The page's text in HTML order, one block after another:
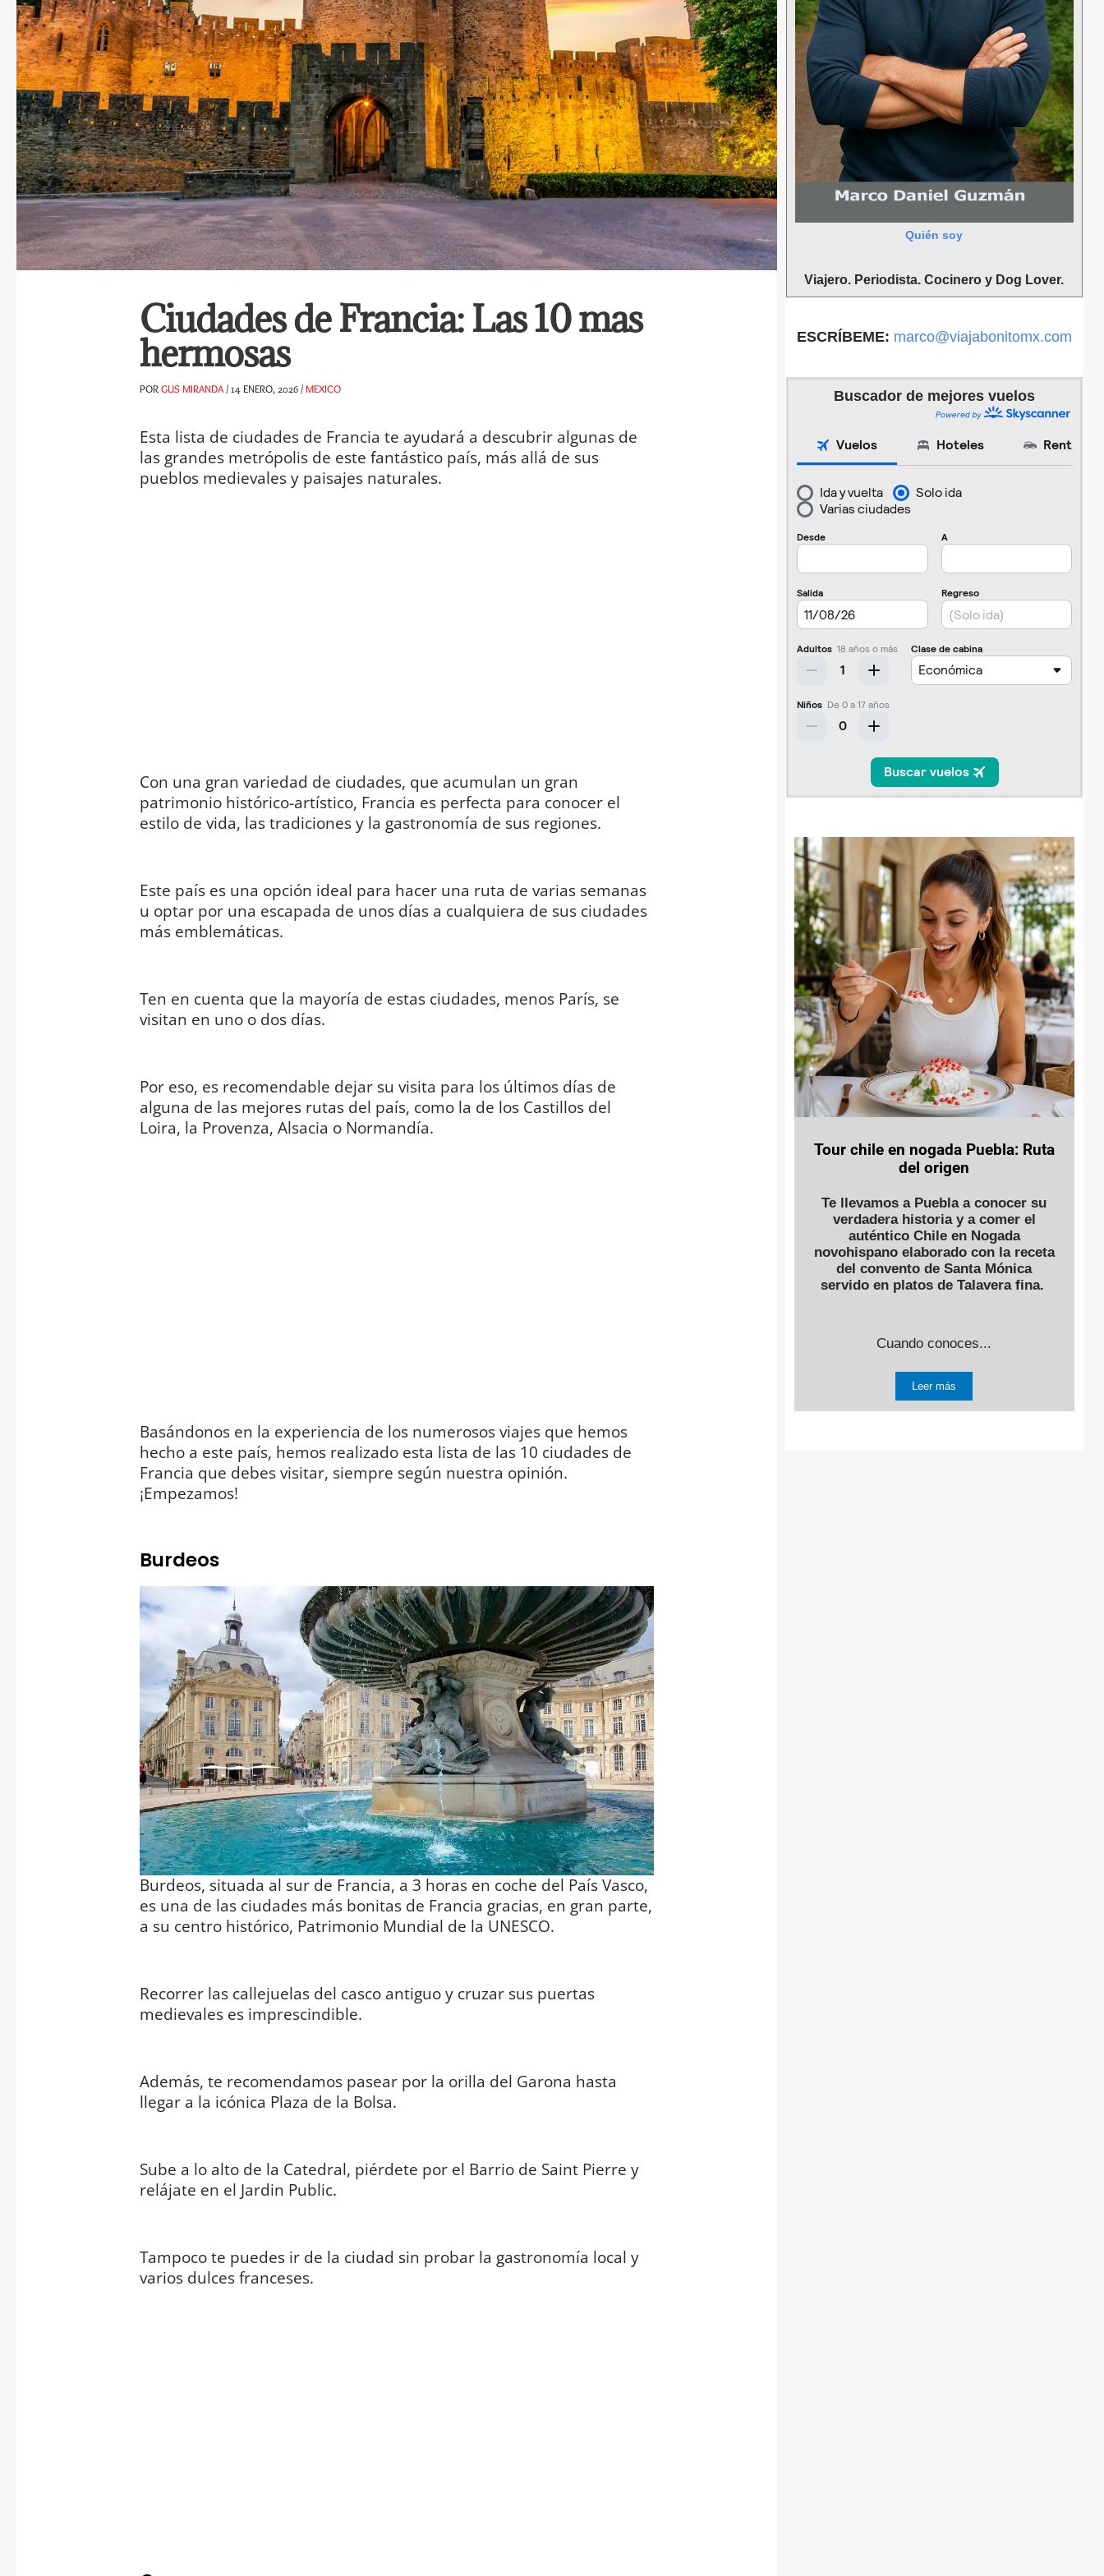
Ciudades de Francia: Las 10 mas
hermosas
PORGUS MIRANDA /14 ENERO, 2026 / MEXICO
Esta lista de ciudades de Francia te ayudará a descubrir algunas de
las grandes metrópolis de este fantástico país, más allá de sus
pueblos medievales y paisajes naturales.
Con una gran variedad de ciudades, que acumulan un gran
patrimonio histórico-artístico, Francia es perfecta para conocer el
estilo de vida, las tradiciones y la gastronomía de sus regiones.
Este país es una opción ideal para hacer una ruta de varias semanas
u optar por una escapada de unos días a cualquiera de sus ciudades
más emblemáticas.
Ten en cuenta que la mayoría de estas ciudades, menos París, se
visitan en uno o dos días.
Por eso, es recomendable dejar su visita para los últimos días de
alguna de las mejores rutas del país, como la de los Castillos del
Loira, la Provenza, Alsacia o Normandía.
Basándonos en la experiencia de los numerosos viajes que hemos
hecho a este país, hemos realizado esta lista de las 10 ciudades de
Francia que debes visitar, siempre según nuestra opinión.
¡Empezamos!
Burdeos
Burdeos, situada al sur de Francia, a 3 horas en coche del País Vasco,
es una de las ciudades más bonitas de Francia gracias, en gran parte,
a su centro histórico, Patrimonio Mundial de la UNESCO.
Recorrer las callejuelas del casco antiguo y cruzar sus puertas
medievales es imprescindible.
Además, te recomendamos pasear por la orilla del Garona hasta
llegar a la icónica Plaza de la Bolsa.
Sube a lo alto de la Catedral, piérdete por el Barrio de Saint Pierre y
relájate en el Jardin Public.
Tampoco te puedes ir de la ciudad sin probar la gastronomía local y
varios dulces franceses.
Quién soy
Viajero. Periodista. Cocinero y Dog Lover.
ESCRÍBEME: marco@viajabonitomx.com
Buscador de mejores vuelos
Tour chile en nogada Puebla: Ruta
del origen
Te llevamos a Puebla a conocer su
verdadera historia y a comer el
auténtico Chile en Nogada
novohispano elaborado con la receta
del convento de Santa Mónica
servido en platos de Talavera fina.
Cuando conoces...
Leer más